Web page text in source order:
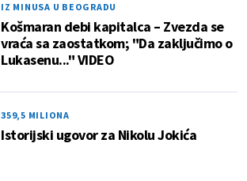
IZ MINUSA U BEOGRADU
Košmaran debi kapitalca – Zvezda se
vraća sa zaostatkom; "Da zaključimo o
Lukasenu..." VIDEO
359,5 MILIONA
Istorijski ugovor za Nikolu Jokića